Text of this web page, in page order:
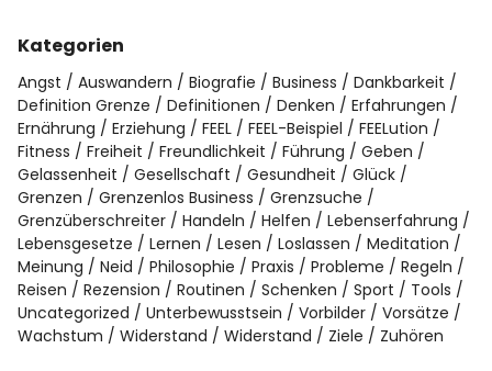
Kategorien
Angst Auswandern Biografie Business
Dankbarkeit
Definition Grenze
Definitionen Denken
Erfahrungen
Ernährung
Erziehung FEEL FEEL-Beispiel
FEELution
Fitness
Freiheit Freundlichkeit Führung
Geben
Gelassenheit
Gesellschaft Gesundheit
Glück
Grenzen
Grenzenlos Business
Grenzsuche
Grenzüberschreiter
Handeln Helfen
Lebenserfahrung
Lebensgesetze
Lernen Lesen Loslassen
Meditation
Meinung
Neid Philosophie Praxis Probleme
Regeln
Reisen
Rezension Routinen Schenken Sport
Tools
Uncategorized
Unterbewusstsein Vorbilder
Vorsätze
Wachstum
Widerstand Widerstand Ziele Zuhören